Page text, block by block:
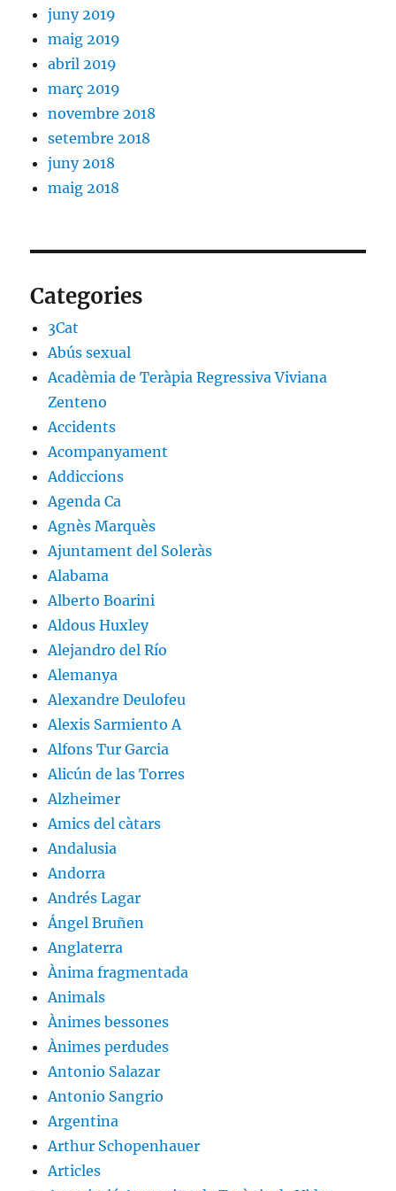
juny 2019
maig 2019
abril 2019
març 2019
novembre 2018
setembre 2018
juny 2018
maig 2018
Categories
3Cat
Abús sexual
Acadèmia de Teràpia Regressiva Viviana
Zenteno
Accidents
Acompanyament
Addiccions
Agenda Ca
Agnès Marquès
Ajuntament del Soleràs
Alabama
Alberto Boarini
Aldous Huxley
Alejandro del Río
Alemanya
Alexandre Deulofeu
Alexis Sarmiento A
Alfons Tur Garcia
Alicún de las Torres
Alzheimer
Amics del càtars
Andalusia
Andorra
Andrés Lagar
Ángel Bruñen
Anglaterra
Ànima fragmentada
Animals
Ànimes bessones
Ànimes perdudes
Antonio Salazar
Antonio Sangrio
Argentina
Arthur Schopenhauer
Articles